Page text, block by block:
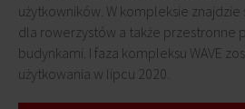
użytkowników. W kompleksie
dla rowerzystów a także przestronne
budynkami. I faza kompleksu WAVE
użytkowania w lipcu 2020.